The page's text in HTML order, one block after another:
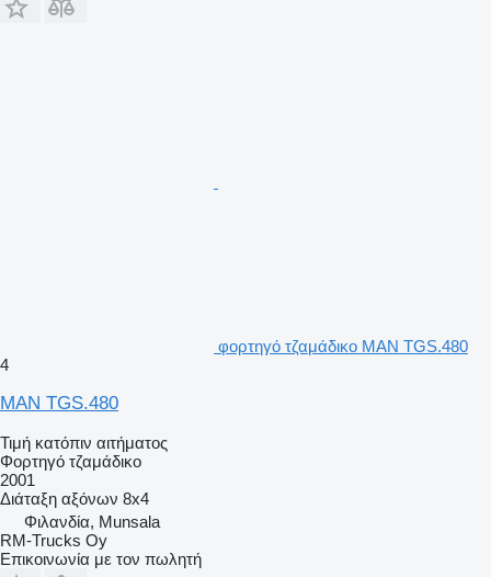
φορτηγό τζαμάδικο MAN TGS.480
4
MAN TGS.480
Τιμή κατόπιν αιτήματος
Φορτηγό τζαμάδικο
2001
Διάταξη αξόνων 8x4
Φιλανδία, Munsala
RM-Trucks Oy
Επικοινωνία με τον πωλητή